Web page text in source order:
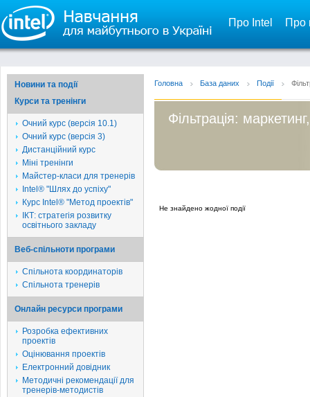
Про Intel Про
Новини та події
Курси та тренінги
Очний курс (версія 10.1)
Очний курс (версія 3)
Дистанційний курс
Міні тренінги
Майстер-класи для тренерів
Intel® "Шлях до успіху"
Курс Intel® "Метод проектів"
ІКТ: стратегія розвитку
освітнього закладу
Веб-спільноти програми
Спільнота координаторів
Спільнота тренерів
Онлайн ресурси програми
Розробка ефективних
проектів
Оцінювання проектів
Електронний довідник
Методичні рекомендації для
тренерів-методистів
Головна База даних Події
Фільтрація:
Не знайдено жодної події